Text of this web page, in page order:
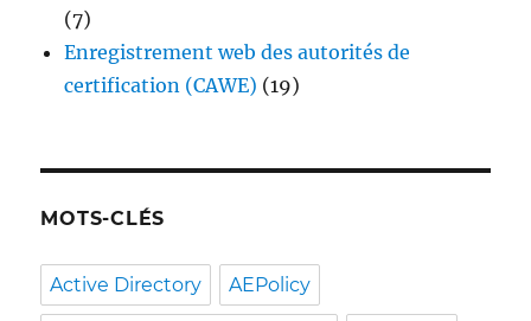
(7)
Enregistrement web des autorités de
certification (CAWE) (19)
MOTS-CLÉS
Active Directory AEPolicy